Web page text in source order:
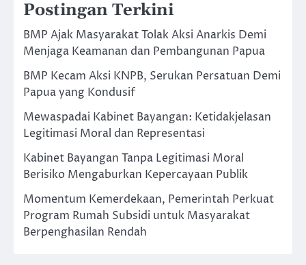
Postingan Terkini
BMP Ajak Masyarakat Tolak Aksi Anarkis Demi
Menjaga Keamanan dan Pembangunan Papua
BMP Kecam Aksi KNPB, Serukan Persatuan Demi
Papua yang Kondusif
Mewaspadai Kabinet Bayangan: Ketidakjelasan
Legitimasi Moral dan Representasi
Kabinet Bayangan Tanpa Legitimasi Moral
Berisiko Mengaburkan Kepercayaan Publik
Momentum Kemerdekaan, Pemerintah Perkuat
Program Rumah Subsidi untuk Masyarakat
Berpenghasilan Rendah